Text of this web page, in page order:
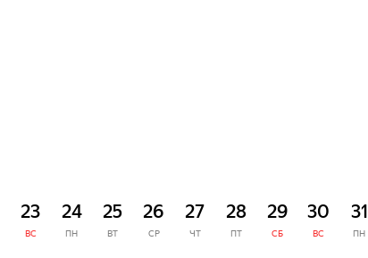
23
ВС
24
ПН
25
ВТ
26
СР
27
ЧТ
28
ПТ
29
СБ
30
ВС
31
ПН